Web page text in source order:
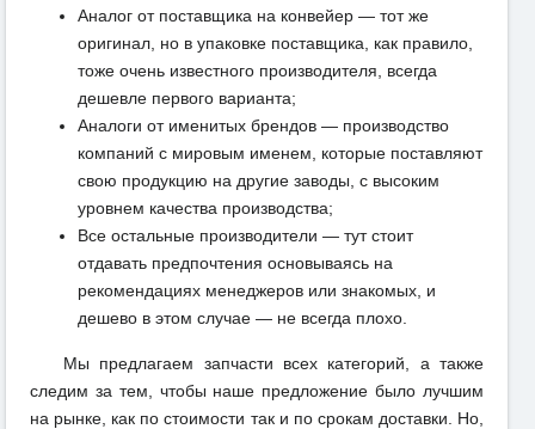
Аналог от поставщика на конвейер — тот же
оригинал, но в упаковке поставщика, как правило,
тоже очень известного производителя, всегда
дешевле первого варианта;
Аналоги от именитых брендов — производство
компаний с мировым именем, которые поставляют
свою продукцию на другие заводы, с высоким
уровнем качества производства;
Все остальные производители — тут стоит
отдавать предпочтения основываясь на
рекомендациях менеджеров или знакомых, и
дешево в этом случае — не всегда плохо.
Мы предлагаем запчасти всех категорий, а также
следим за тем, чтобы наше предложение было лучшим
на рынке, как по стоимости так и по срокам доставки. Но,